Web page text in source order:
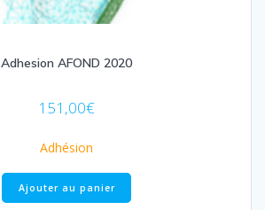
Adhesion AFOND 2020
151,00€
Adhésion
Ajouter au panier